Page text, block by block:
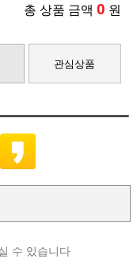
총 상품 금액 0 원
관심상품
수 있습니다